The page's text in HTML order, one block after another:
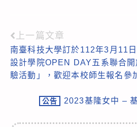
Read
more
articles
上一篇文章
南臺科技大學訂於112年3月11
設計學院OPEN DAY五系聯合
驗活動」，歡迎本校師生報名參
公告 2023基隆女中 –